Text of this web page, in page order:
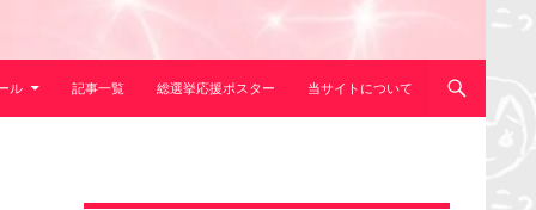
ル 記事一覧 総選挙応援ポスター 当サイトについて